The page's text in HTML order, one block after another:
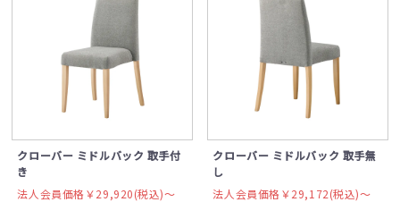
クローバー ミドルバック 取手付
き
法人会員価格￥29,920(税込)〜
クローバー ミドルバック 取手無
し
法人会員価格￥29,172(税込)〜